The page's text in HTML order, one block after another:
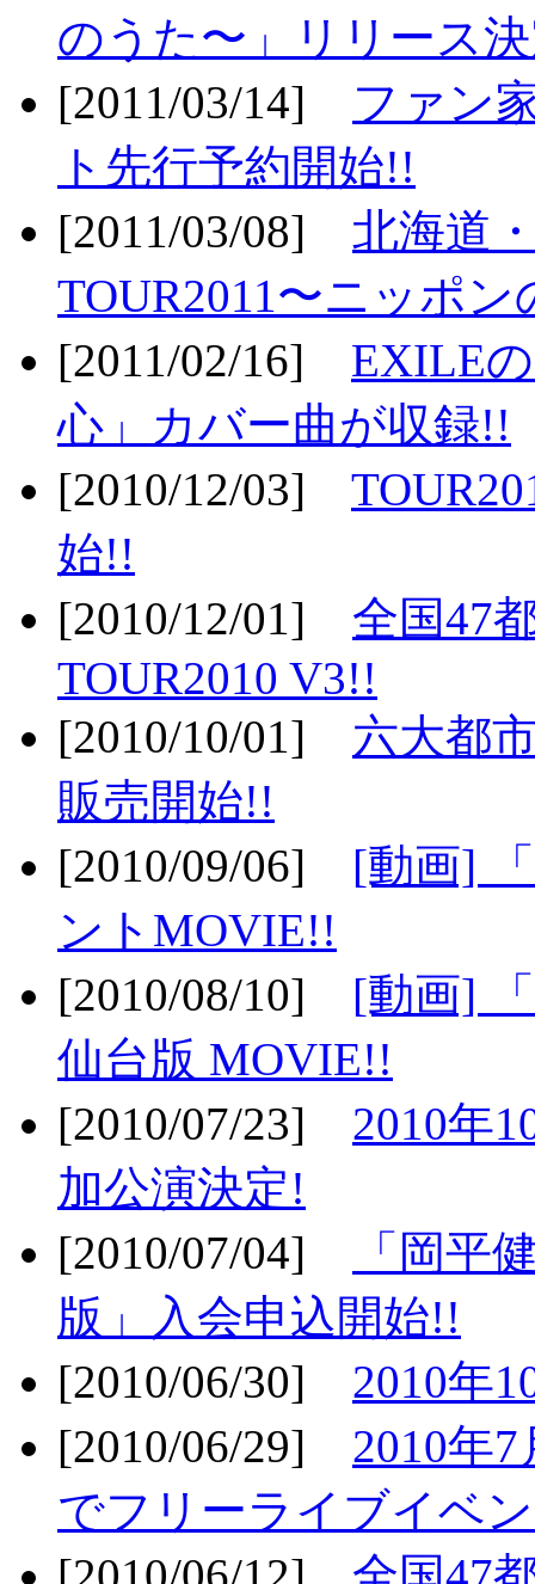
のうた〜」リリース
[2011/03/14] ファン
ト先行予約開始!!
[2011/03/08] 北海道
TOUR2011〜ニッポ
[2011/02/16] EXILE
心」カバー曲が収録!!
[2010/12/03]
始!!
[2010/12/01] 全国47
TOUR2010 V3!!
[2010/10/01] 六大都
販売開始!!
[2010/09/06] [動画]
ントMOVIE!!
[2010/08/10] [動画]
仙台版 MOVIE!!
[2010/07/23] 2010年
加公演決定!
[2010/07/04]
「岡平
版」入会申込開始!!
[2010/06/30] 2010年
[2010/06/29] 2010年
でフリーライブイベ